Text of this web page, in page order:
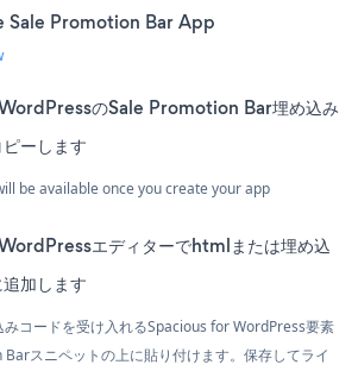
Sale Promotion Bar App
のSale Promotion Bar埋め込み
ーします
be available once you create your app
エディターでhtmlまたは埋め込
加します
コードを受け入れるSpacious for WordPress要素
スニペットの上に貼り付けます。保存してライ